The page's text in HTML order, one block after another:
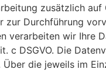
zusätzlich auf
Durchführung
verarbeiten wir Ihre
DSGVO. Die
die jeweils im